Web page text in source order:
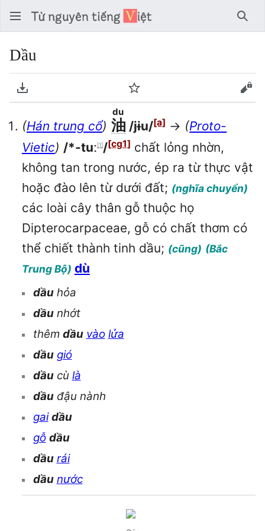
Tìm
Dầu
Tải về PDF Theo dõi
(Hán trung cổ) 油
du
/jɨu/[a] → (Proto-
Vietic) /*-tuː [1]/[cg1] chất lỏng nhờn,
không tan trong nước, ép ra từ thực vật
hoặc đào lên từ dưới đất; (nghĩa chuyển)
các loài cây thân gỗ thuộc họ
Dipterocarpaceae, gỗ có chất thơm có
thể chiết thành tinh dầu; (cũng) (Bắc
Trung Bộ) dù
dầuhỏa
dầunhớt
thêm dầu vào lửa
dầu gió
dầucù là
dầuđậu nành
gai dầu
gỗ dầu
dầu rái
dầu nước